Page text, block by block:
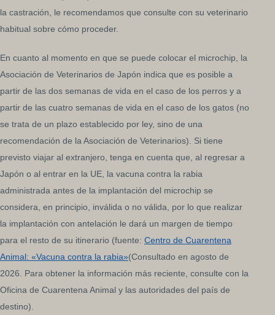
la castración, le recomendamos que consulte con su veterinario
habitual sobre cómo proceder.
En cuanto al momento en que se puede colocar el microchip, la
Asociación de Veterinarios de Japón indica que es posible a
partir de las dos semanas de vida en el caso de los perros y a
partir de las cuatro semanas de vida en el caso de los gatos (no
se trata de un plazo establecido por ley, sino de una
recomendación de la Asociación de Veterinarios). Si tiene
previsto viajar al extranjero, tenga en cuenta que, al regresar a
Japón o al entrar en la UE, la vacuna contra la rabia
administrada antes de la implantación del microchip se
considera, en principio, inválida o no válida, por lo que realizar
la implantación con antelación le dará un margen de tiempo
para el resto de su itinerario (fuente: Centro de Cuarentena
Animal: «Vacuna contra la rabia»(Consultado en agosto de
2026. Para obtener la información más reciente, consulte con la
Oficina de Cuarentena Animal y las autoridades del país de
destino).